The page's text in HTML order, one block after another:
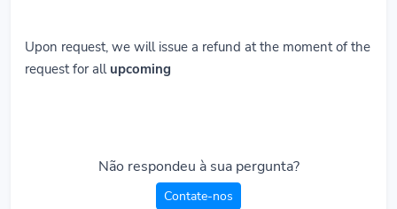
Upon request, we will issue a refund at the moment of the
request for all upcoming
Não respondeu à sua pergunta?
Contate-nos